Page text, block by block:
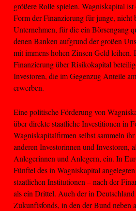
größere Rolle spielen. Wagniskapital ist
Form der Finanzierung für junge, nicht
Unternehmen, für die ein Börsengang
denen Banken aufgrund der großen
mit immens hohen Zinsen Geld leihen.
Finanzierung über Risikokapital
Investoren, die im Gegenzug Anteile
erwerben.
Eine politische Förderung von
über direkte staatliche Investitionen in
Wagniskapitalfirmen selbst sammeln
anderen Investorinnen und Investoren,
Anlegerinnen und Anlegern, ein. In
Fünftel des in Wagniskapital
staatlichen Institutionen – nach der
als ein Drittel. Auch der in
Zukunftsfonds, in den der Bund neben